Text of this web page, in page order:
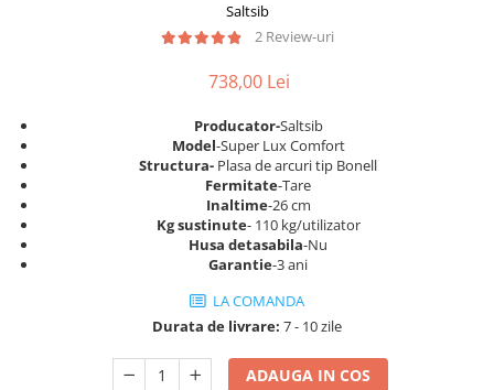
Saltele cu spuma poliuretanica
Saltele 140x200
Saltele 160x200
Saltele 180x200
Top saltele
Top saltele 5 cm
Top saltele memory 5 cm
Top saltele MemoHR 6.5 cm
Etajere Birou
Dulap birou
Birouri
Scaune pentru birou
Scaune pentru vizitatori
Scaune pentru bucatarie
Scaune terasa si outdoor
Saltsib
2 Review-uri
738,00 Lei
Producator-Saltsib
Model-Super Lux Comfort
Structura- Plasa de arcuri tip Bonell
Fermitate-Tare
Inaltime-26 cm
Kg sustinute- 110 kg/utilizator
Husa detasabila-Nu
Garantie-3 ani
LA COMANDA
Durata de livrare: 7 - 10 zile
ADAUGA IN COS